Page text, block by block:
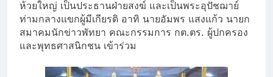
ห้วยใหญ่ เป็นประธานฝ่ายสงฆ์ และเป็นพระอุปัชฌาย์
ท่ามกลางแขกผู้มีเกียรติ อาทิ นายอัมพร แสงแก้ว นายก
สมาคมนักข่าวพัทยา คณะกรรมการ กต.ตร. ผู้ปกครอง
และพุทธศาสนิกชน เข้าร่วม